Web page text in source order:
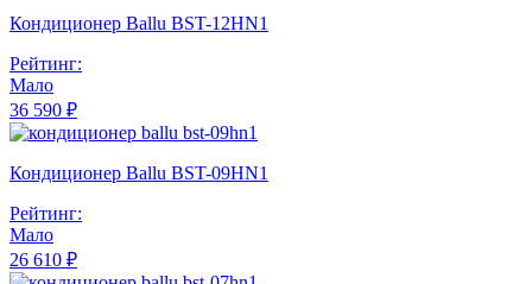
Кондиционер Ballu BST-12HN1
Рейтинг:
Мало
36 590 ₽
Кондиционер Ballu BST-09HN1
Рейтинг:
Мало
26 610 ₽